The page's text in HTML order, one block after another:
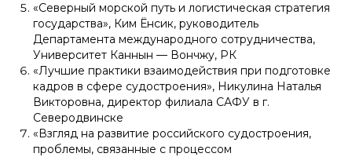
«Северный морской путь и логистическая стратегия
государства», Ким Ёнсик, руководитель
Департамента международного сотрудничества,
Университет Каннын — Вончжу, РК
«Лучшие практики взаимодействия при подготовке
кадров в сфере судостроения», Никулина Наталья
Викторовна, директор филиала САФУ в г.
Северодвинске
«Взгляд на развитие российского судостроения,
проблемы, связанные с процессом